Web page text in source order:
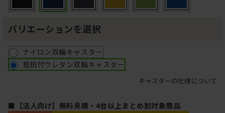
バリエーションを選択
ナイロン双輪キャスター
抵抗付ウレタン双輪キャスター
キャスターの仕様について
■【法人向け】無料見積・4台以上まとめ割対象商品